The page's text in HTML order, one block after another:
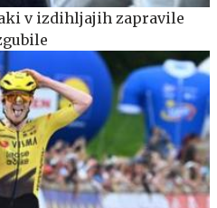
v izdihljajih zapravile